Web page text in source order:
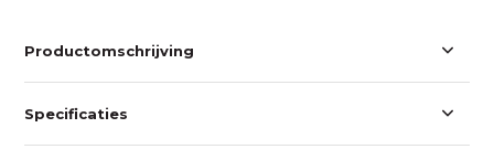
Productomschrijving
Specificaties